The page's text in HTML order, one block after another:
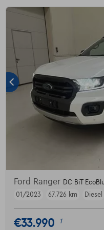
Ford Ranger DC BiT
01/2023
67.726 km Diesel
€33.990 1